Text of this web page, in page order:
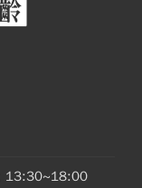
13:30~18:00